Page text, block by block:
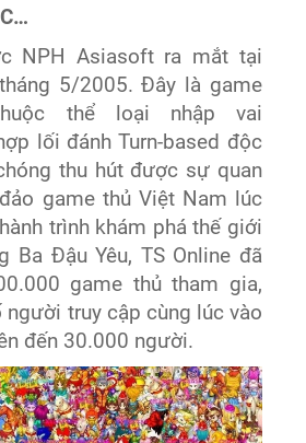
NPH Asiasoft ra mắt tại
5/2005. Đây là game
thể loại nhập vai
lối đánh Turn-based độc
thu hút được sự quan
game thủ Việt Nam lúc
trình khám phá thế giới
Ba Đậu Yêu, TS Online đã
game thủ tham gia,
truy cập cùng lúc vào
đến 30.000 người.